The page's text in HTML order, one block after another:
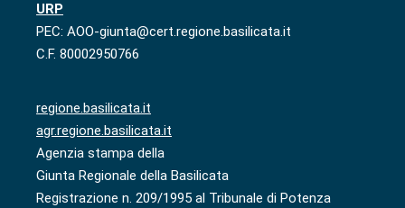
URP
PEC: AOO-giunta@cert.regione.basilicata.it
C.F. 80002950766
regione.basilicata.it
agr.regione.basilicata.it
Agenzia stampa della
Giunta Regionale della Basilicata
Registrazione n. 209/1995 al Tribunale di Potenza